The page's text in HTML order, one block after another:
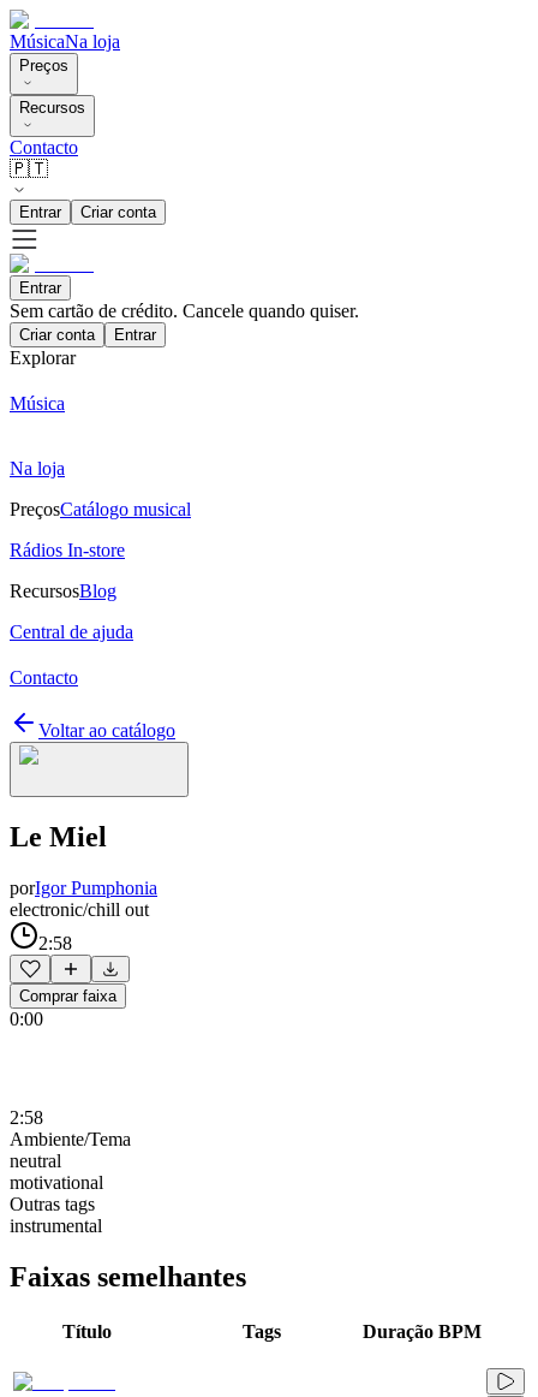
MúsicaNa loja
Preços
Recursos
Contacto
🇵🇹
Entrar Criar conta
Entrar
Sem cartão de crédito. Cancele quando quiser.
Criar conta Entrar
Explorar
Música
Na loja
PreçosCatálogo musical
Rádios In-store
RecursosBlog
Central de ajuda
Contacto
Voltar ao catálogo
Le Miel
porIgor Pumphonia
electronic/chill out
2:58
Comprar faixa
0:00
2:58
Ambiente/Tema
neutral
motivational
Outras tags
instrumental
Faixas semelhantes
Título Tags Duração BPM